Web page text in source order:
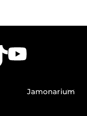
Jamonarium